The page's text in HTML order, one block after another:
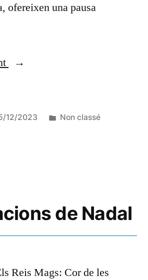
ofereixen una pausa
12/2023 Non classé
de Nadal
Reis Mags: Cor de les